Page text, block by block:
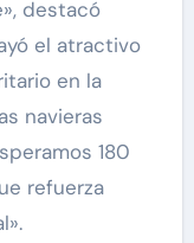
destacó
el atractivo
en la
navieras
180
refuerza